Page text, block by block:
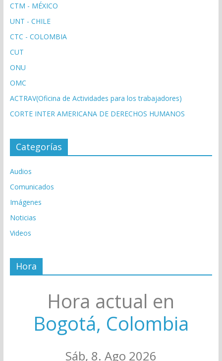
CTM - MÉXICO
UNT - CHILE
CTC - COLOMBIA
CUT
ONU
OMC
ACTRAV(Oficina de Actividades para los trabajadores)
CORTE INTER AMERICANA DE DERECHOS HUMANOS
Categorías
Audios
Comunicados
Imágenes
Noticias
Videos
Hora
Hora actual en
Bogotá, Colombia